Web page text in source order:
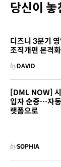
당신이 놓
디즈니 3분기
조직개편 본격화
byDAVID
[DML NOW]
입자 순증…자
랫폼으로
bySOPHIA